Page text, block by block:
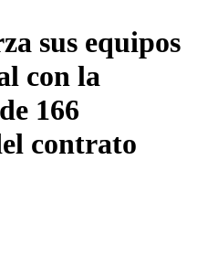
sus equipos
con la
166
contrato